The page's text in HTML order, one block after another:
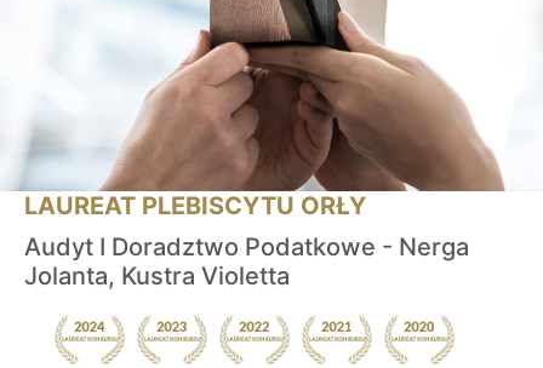
LAUREAT PLEBISCYTU ORŁY
Audyt I Doradztwo Podatkowe - Nerga
Jolanta, Kustra Violetta